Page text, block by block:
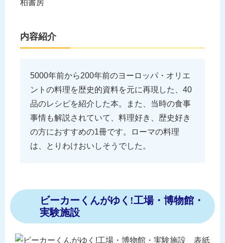
柏書房
内容紹介
5000年前から200年前のヨーロッパ・オリエ
ントの料理を歴史的資料を元に再現した、40
品のレシピを紹介した本。また、当時の食事
事情も解説されていて、料理好き、歴史好き
の方におすすめの1冊です。ローマの料理
は、とりわけおいしそうでした。
ビーカーくんがゆく!工場・博物館・
実験施設